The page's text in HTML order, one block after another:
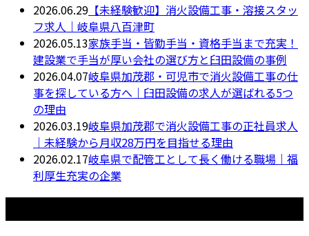
2026.06.29 【未経験歓迎】消火設備工事・溶接スタッ
フ求人｜岐阜県八百津町
2026.05.13家族手当・皆勤手当・資格手当まで充実！
建設業で手当が厚い会社の選び方と臼田設備の事例
2026.04.07岐阜県加茂郡・可児市で消火設備工事の仕
事を探している方へ｜臼田設備の求人が選ばれる5つ
の理由
2026.03.19岐阜県加茂郡で消火設備工事の正社員求人
｜未経験から月収28万円を目指せる理由
2026.02.17岐阜県で配管工として長く働ける職場｜福
利厚生充実の企業